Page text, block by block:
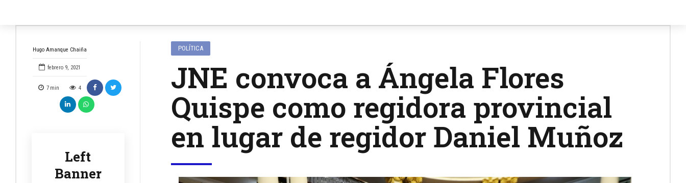
Hugo Amanque Chaiña
febrero 9, 2021
7 min 4
Left
Banner
POLÍTICA
JNE convoca a Ángela Flores
Quispe como regidora provincial
en lugar de regidor Daniel Muñoz